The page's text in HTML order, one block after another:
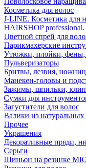
Косметика для волос
J-LINE. Косметика для
HAIRSHOP
Цветной спрей для
Парикмахерские
Утюжки, плойки,
Пульверизаторы
Бритвы, лезвия,
Манекен-головы и
Зажимы, шпильки,
Сумки для
Загустители для волос
Валики из натуральных
Прочее
Украшения
Декоративные пряди,
Серьги
Шиньон на резинке